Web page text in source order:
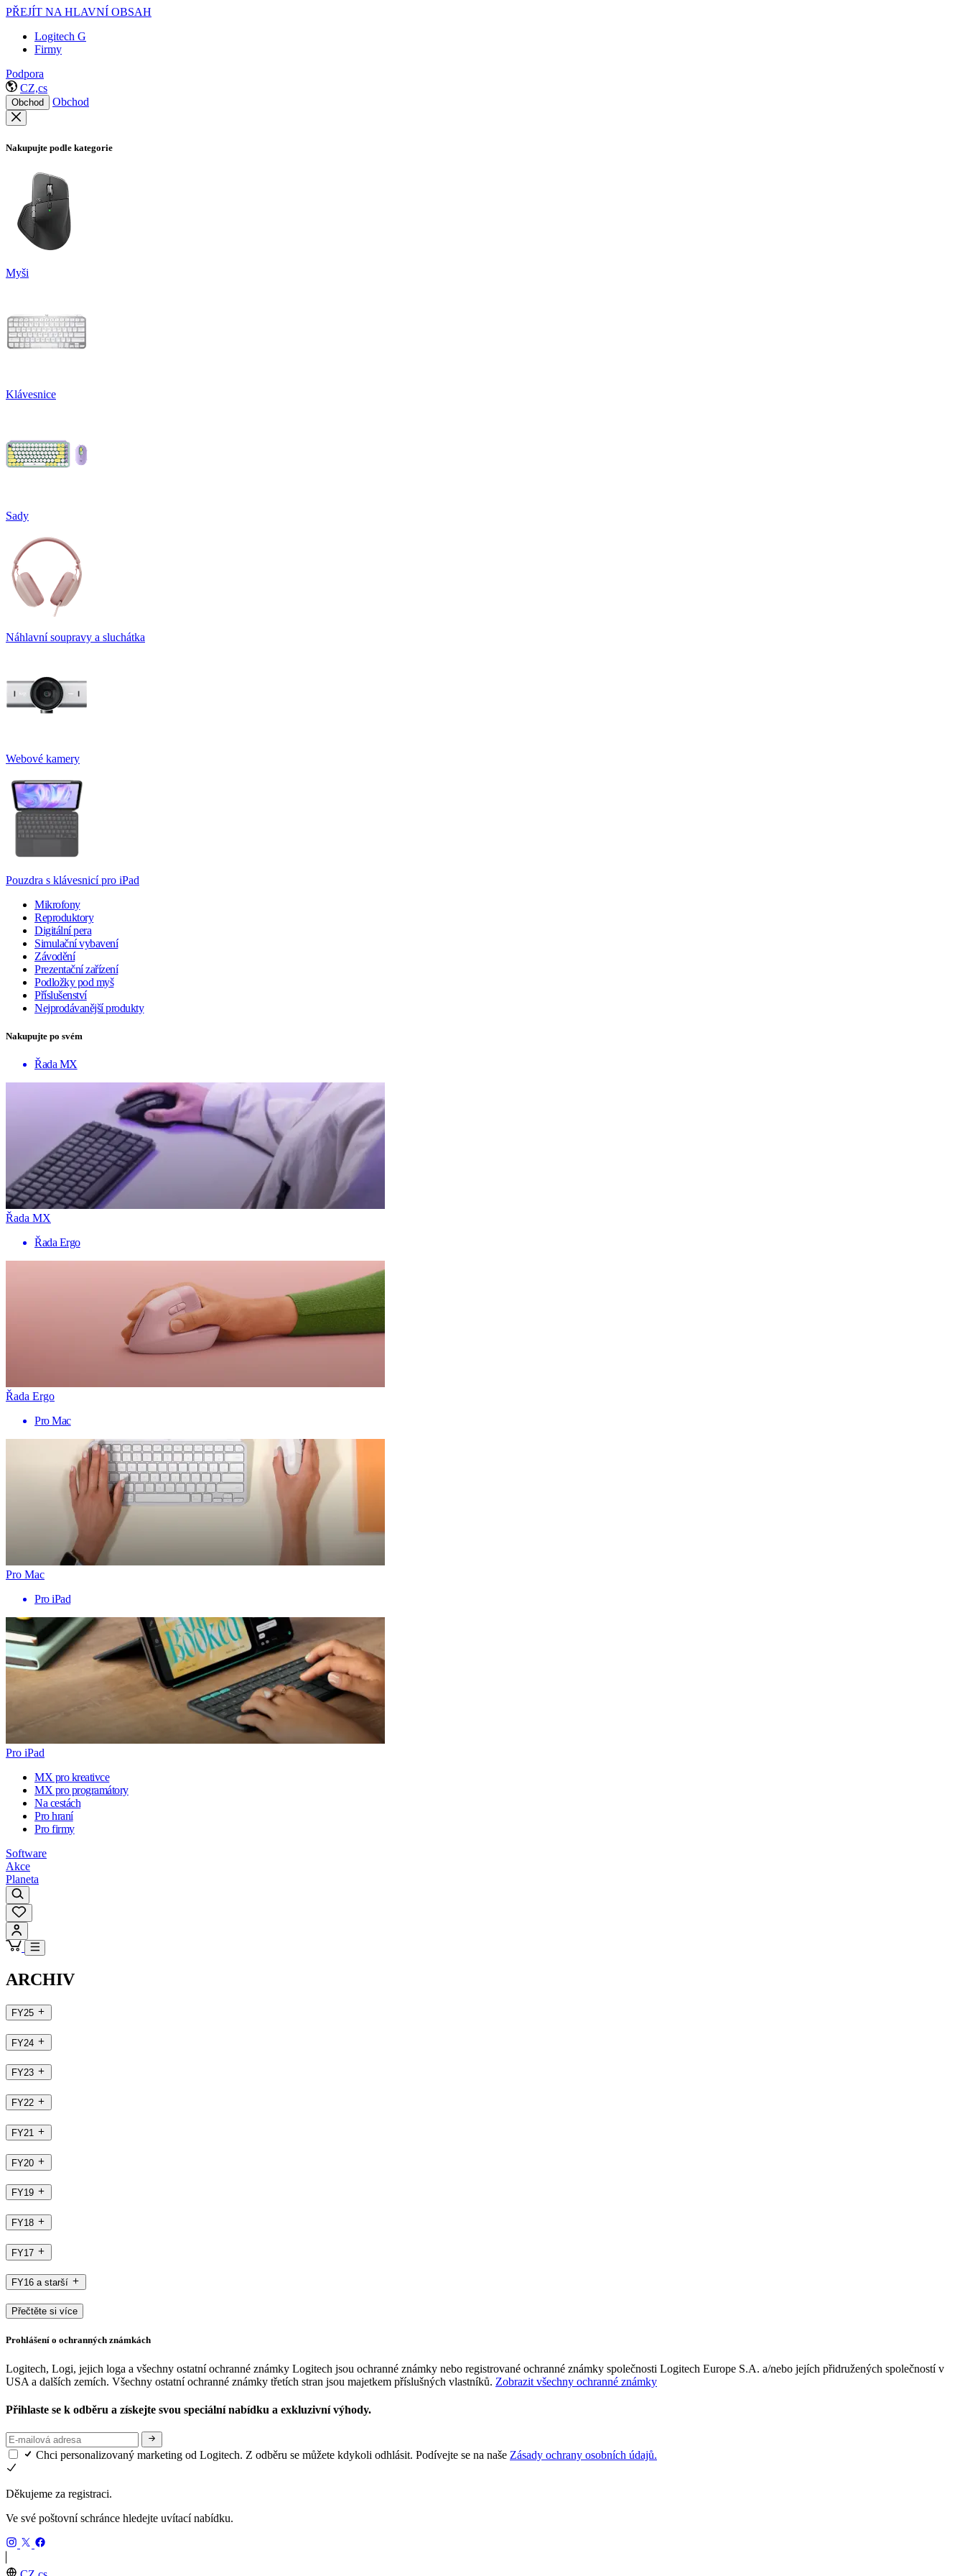
PŘEJÍT NA HLAVNÍ OBSAH
Logitech G
Firmy
Podpora
CZ,cs
Obchod Obchod
Nakupujte podle kategorie
Myši
Klávesnice
Sady
Náhlavní soupravy a sluchátka
Webové kamery
Pouzdra s klávesnicí pro iPad
Mikrofony
Reproduktory
Digitální pera
Simulační vybavení
Závodění
Prezentační zařízení
Podložky pod myš
Příslušenství
Nejprodávanější produkty
Nakupujte po svém
Řada MX
Řada MX
Řada Ergo
Řada Ergo
Pro Mac
Pro Mac
Pro iPad
Pro iPad
MX pro kreativce
MX pro programátory
Na cestách
Pro hraní
Pro firmy
Software
Akce
Planeta
ARCHIV
FY25
FY24
FY23
FY22
FY21
FY20
FY19
FY18
FY17
FY16 a starší
Přečtěte si více
Prohlášení o ochranných známkách
Logitech, Logi, jejich loga a všechny ostatní ochranné známky Logitech jsou ochranné známky nebo registrované ochranné známky společnosti Logitech Europe S.A. a/nebo jejích přidružených společností v
USA a dalších zemích. Všechny ostatní ochranné známky třetích stran jsou majetkem příslušných vlastníků. Zobrazit všechny ochranné známky
Přihlaste se k odběru a získejte svou speciální nabídku a exkluzivní výhody.
Chci personalizovaný marketing od Logitech. Z odběru se můžete kdykoli odhlásit. Podívejte se na naše Zásady ochrany osobních údajů.
Děkujeme za registraci.
Ve své poštovní schránce hledejte uvítací nabídku.